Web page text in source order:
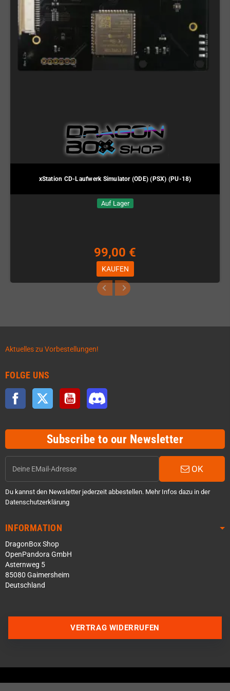
xStation CD-Laufwerk Simulator (ODE) (PSX) (PU-18)
Auf Lager
99,00 €
KAUFEN
Aktuelles zu Vorbestellungen!
FOLGE UNS
Facebook Twitter YouTube
Subscribe to our Newsletter
OK
Du kannst den Newsletter jederzeit abbestellen. Mehr Infos dazu in der
Datenschutzerklärung
INFORMATION
DragonBox Shop
OpenPandora GmbH
Asternweg 5
85080 Gaimersheim
Deutschland
Über WhatsApp schreiben
Discord Server beitreten
VERTRAG WIDERRUFEN